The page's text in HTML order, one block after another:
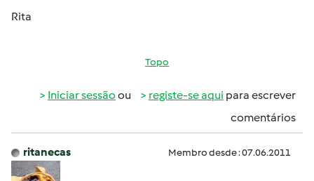
Rita
Topo
Iniciar sessão ou registe-se aqui para escrever
comentários
ritanecas Membro desde : 07.06.2011